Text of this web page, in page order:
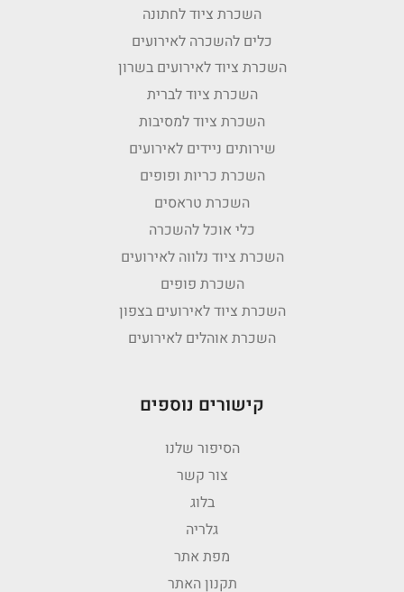
השכרת ציוד לחתונה
כלים להשכרה לאירועים
השכרת ציוד לאירועים בשרון
השכרת ציוד לברית
השכרת ציוד למסיבות
שירותים ניידים לאירועים
השכרת כריות ופופים
השכרת טראסים
כלי אוכל להשכרה
השכרת ציוד נלווה לאירועים
השכרת פופים
השכרת ציוד לאירועים בצפון
השכרת אוהלים לאירועים
קישורים נוספים
הסיפור שלנו
צור קשר
בלוג
גלריה
מפת אתר
תקנון האתר